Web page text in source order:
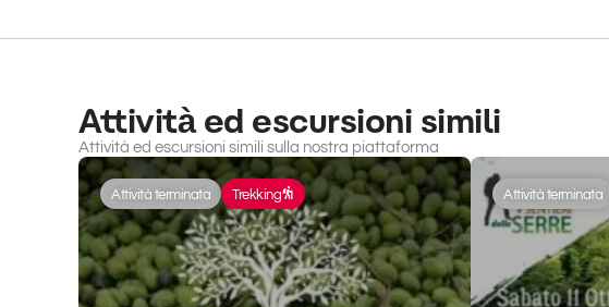
Attività ed escursioni simili
Attività ed escursioni simili sulla nostra piattaforma
Attività terminata Trekking Attività terminata